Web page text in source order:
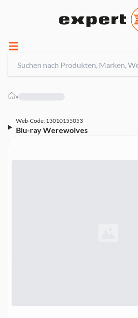
»
Web-Code: 13010155053
Blu-ray Werewolves